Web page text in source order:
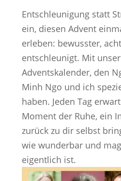
Entschleunigung statt
ein, diesen Advent
erleben: bewusster,
entschleunigt. Mit
Adventskalender, den
Minh Ngo und ich
haben. Jeden Tag
Moment der Ruhe, ein
zurück zu dir selbst
wie wunderbar und
eigentlich ist.